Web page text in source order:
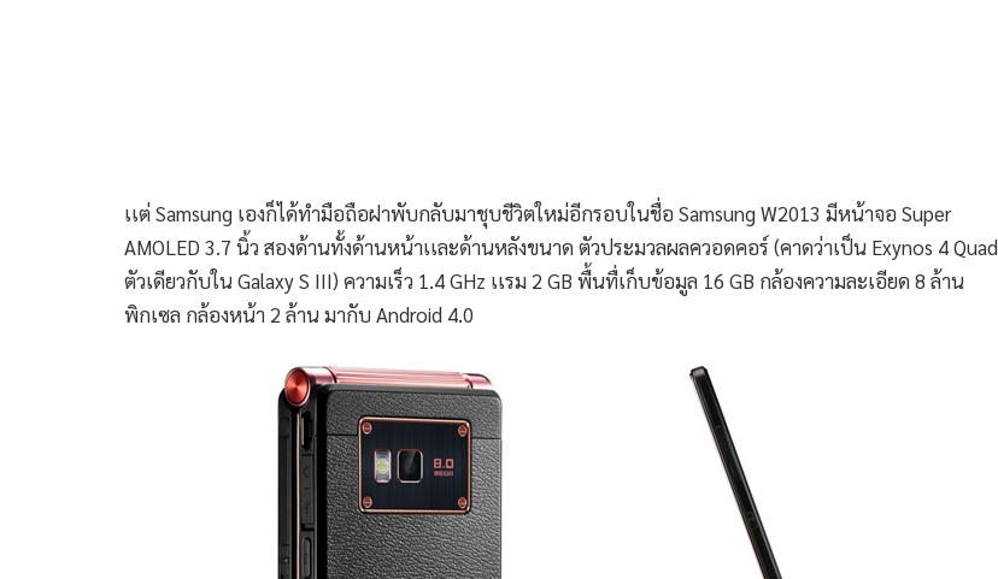
เเต่ Samsung เองก็ได้ทำมือถือฝาพับกลับมาชุบชีวิตใหม่อีกรอบในชื่อ Samsung W2013 มีหน้าจอ Super
AMOLED 3.7 นิ้ว สองด้านทั้งด้านหน้าเเละด้านหลังขนาด ตัวประมวลผลควอดคอร์ (คาดว่าเป็น Exynos 4 Quad
ตัวเดียวกับใน Galaxy S III) ความเร็ว 1.4 GHz เเรม 2 GB พื้นทื่เก็บข้อมูล 16 GB กล้องความละเอียด 8 ล้าน
พิกเซล กล้องหน้า 2 ล้าน มากับ Android 4.0